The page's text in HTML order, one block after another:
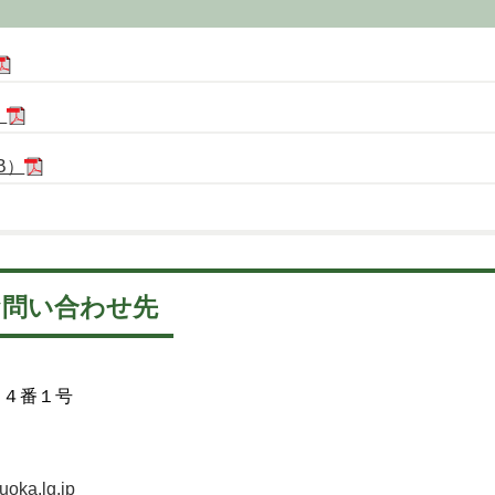
）
い合わせ先
番１号